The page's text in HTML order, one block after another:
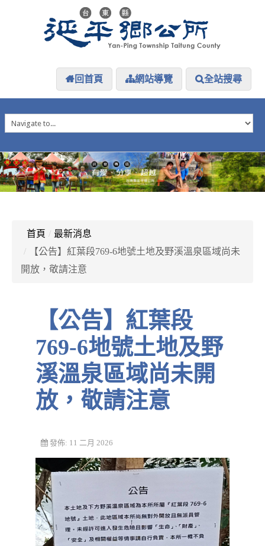
回首頁 網站導覽 全站搜尋
延平介紹
防災專區
資訊公開
探索延平
首頁 / 最新消息
/
【公告】紅葉段769-6地號土地及野溪溫泉區域尚未
開放，敬請注意
【公告】紅葉段
769-6地號土地及野
溪溫泉區域尚未開
放，敬請注意
發佈: 11 二月 2026